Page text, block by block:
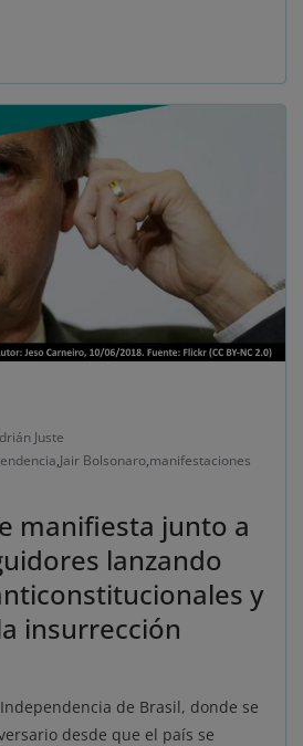
Juste
,Jair Bolsonaro,manifestaciones
manifiesta junto a
lanzando
y
insurrección
de Brasil, donde se
desde que el país se